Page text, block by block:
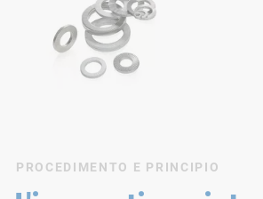
PROCEDIMENTO E PRINCIPIO